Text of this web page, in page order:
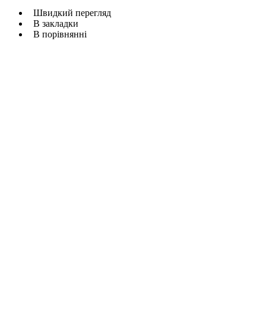
Швидкий перегляд
В закладки
В порівнянні